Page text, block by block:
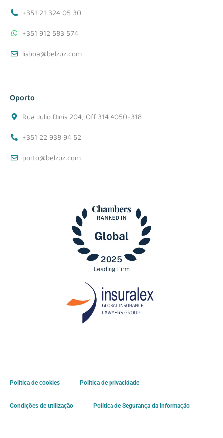
+351 21 324 05 30
+351 912 583 574
lisboa@belzuz.com
Oporto
Rua Julio Dinis 204, Off 314 4050-318
+351 22 938 94 52
porto@belzuz.com
Política de cookies Politica de privacidade
Condições de utilização Política de Segurança da Informação